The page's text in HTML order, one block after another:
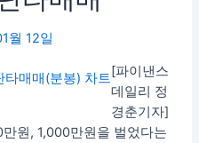
월 12일
[파이낸스
데일리 정
경춘기자]
원, 1,000만원을 벌었다는